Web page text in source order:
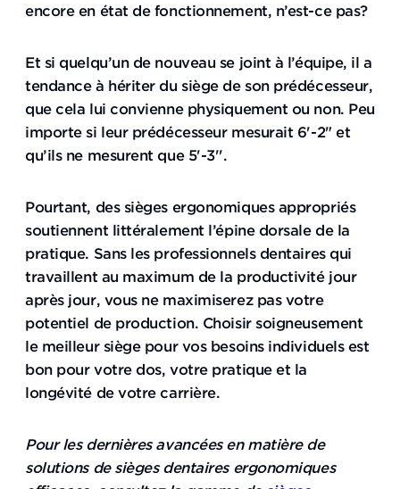
encore en état de fonctionnement, n’est-ce pas?
Et si quelqu’un de nouveau se joint à l’équipe, il a
tendance à hériter du siège de son prédécesseur,
que cela lui convienne physiquement ou non. Peu
importe si leur prédécesseur mesurait 6'-2" et
qu’ils ne mesurent que 5'-3''.
Pourtant, des sièges ergonomiques appropriés
soutiennent littéralement l’épine dorsale de la
pratique. Sans les professionnels dentaires qui
travaillent au maximum de la productivité jour
après jour, vous ne maximiserez pas votre
potentiel de production. Choisir soigneusement
le meilleur siège pour vos besoins individuels est
bon pour votre dos, votre pratique et la
longévité de votre carrière.
Pour les dernières avancées en matière de
solutions de sièges dentaires ergonomiques